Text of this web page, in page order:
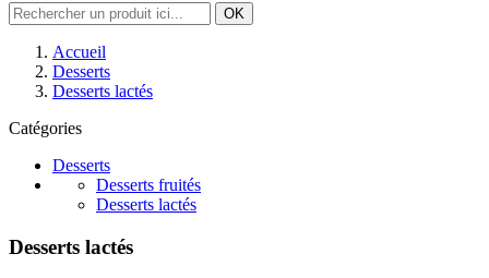
OK
Accueil
Desserts
Desserts lactés
Catégories
Desserts
Desserts fruités
Desserts lactés
Desserts lactés